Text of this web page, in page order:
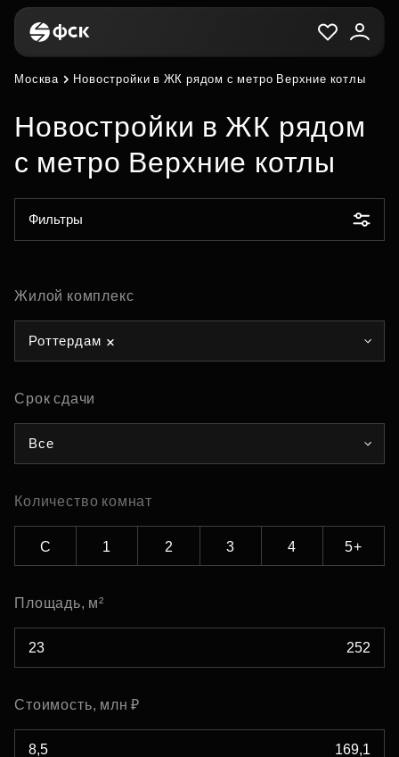
Москва Новостройки в ЖК рядом с метро Верхние котлы
Новостройки в ЖК рядом
с метро Верхние котлы
Фильтры
Жилой комплекс
Роттердам
Срок сдачи
Все
Количество комнат
С 1 2 3 4 5+
Площадь, м²
Стоимость, млн ₽